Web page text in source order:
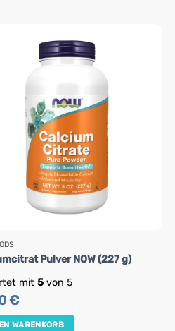
Pulver NOW (227 g)
mit 5von 5
€
WARENKORB